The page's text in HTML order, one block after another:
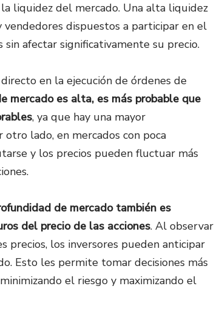
liquidez del mercado. Una alta liquidez
dispuestos a participar en el
afectar significativamente su precio.
en la ejecución de órdenes de
mercado es alta, es más probable que
, ya que hay una mayor
lado, en mercados con poca
y los precios pueden fluctuar más
de mercado también es
del precio de las acciones. Al observar
precios, los inversores pueden anticipar
Esto les permite tomar decisiones más
el riesgo y maximizando el